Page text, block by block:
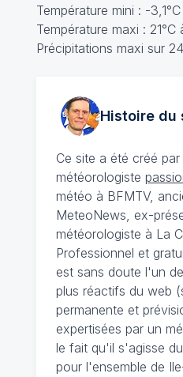
Température mini : -
Température maxi : 21°C
Précipitations maxi sur
Histoire du
Ce site a été créé par
météorologiste
météo à BFMTV,
MeteoNews, ex-
météorologiste à La
Professionnel et
est sans doute l'un
plus réactifs du web
permanente et
expertisées par un
le fait qu'il s'agisse
pour l'ensemble de